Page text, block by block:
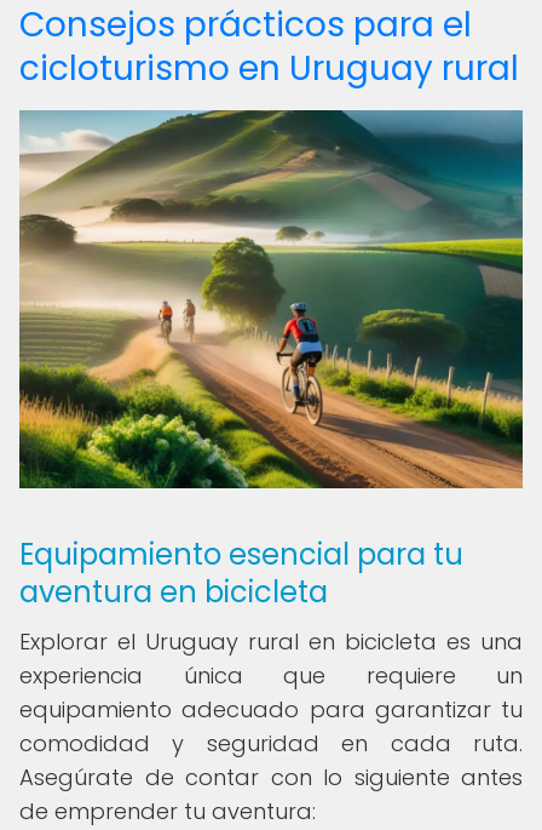
Consejos prácticos para el
cicloturismo en Uruguay rural
Equipamiento esencial para tu
aventura en bicicleta
Explorar el Uruguay rural en bicicleta es una
experiencia única que requiere un
equipamiento adecuado para garantizar tu
comodidad y seguridad en cada ruta.
Asegúrate de contar con lo siguiente antes
de emprender tu aventura: